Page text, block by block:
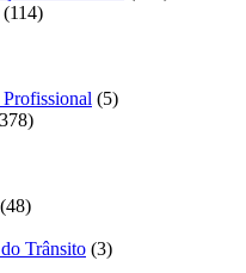
(114)
(5)
(48)
Trânsito (3)